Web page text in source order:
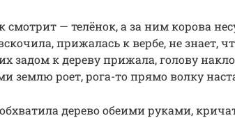
смотрит — телёнок, а за ним корова
прижалась к вербе, не знает,
задом к дереву прижала, голову
землю роет, рога-то прямо волку
дерево обеими руками,